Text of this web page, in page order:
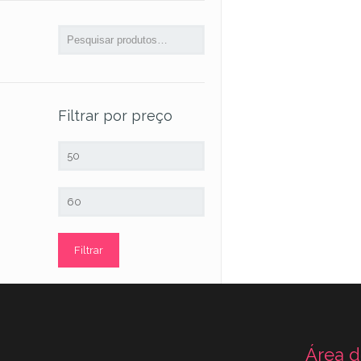
Filtrar por preço
Filtrar
Área